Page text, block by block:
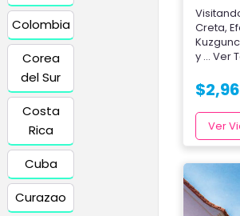
Colombia
Corea
del Sur
Costa
Rica
Cuba
Curazao
Creta,
y ... Ver
$
Ver